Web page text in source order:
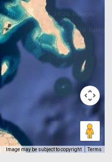
Image may be subject to copyright Terms